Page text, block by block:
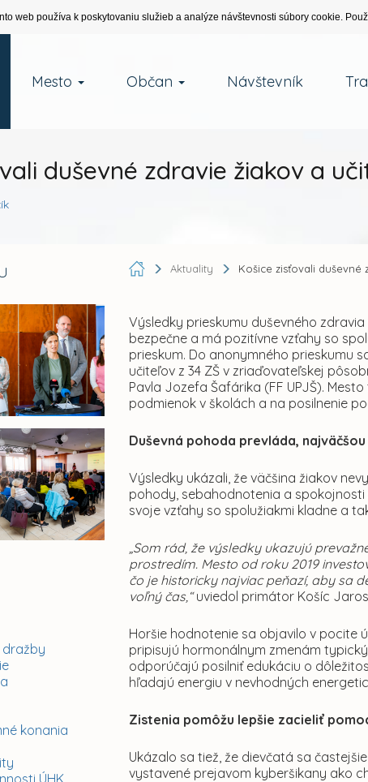
web používa k poskytovaniu služieb a analýze návštevnosti súbory cookie.
Mesto Občan Návštevník
duševné zdravie žiakov a
dražby
konania
ÚHK
Aktuality Košice zisťovali duševné
Výsledky prieskumu duševného
bezpečne a má pozitívne vzťahy so
prieskum. Do anonymného prieskumu
učiteľov z 34 ZŠ v zriaďovateľskej
Pavla Jozefa Šafárika (FF UPJŠ).
podmienok v školách a na posilnenie
Duševná pohoda prevláda,
Výsledky ukázali, že väčšina žiakov
pohody, sebahodnotenia a spokojnosti
svoje vzťahy so spolužiakmi kladne a
„Som rád, že výsledky ukazujú
prostredím. Mesto od roku 2019
čo je historicky najviac peňazí, aby sa
voľný čas,“uviedol primátor Košíc
Horšie hodnotenie sa objavilo v pocite
pripisujú hormonálnym zmenám
odporúčajú posilniť edukáciu o
hľadajú energiu v nevhodných
Zistenia pomôžu lepšie zacieliť
Ukázalo sa tiež, že dievčatá sa
vystavené prejavom kyberšikany ako